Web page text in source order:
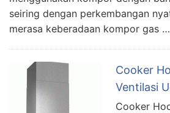
seiring dengan perkembangan
merasa keberadaan kompor gas …
Cooker
Ventilasi
Cooker